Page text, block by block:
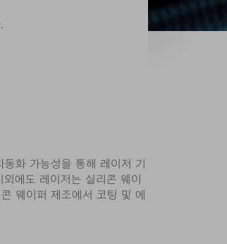
화 가능성을 통해 레이저 기
에도 레이저는 실리콘 웨이
웨이퍼 제조에서 코팅 및 에